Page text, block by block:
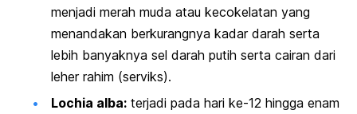
menjadi merah muda atau kecokelatan yang
menandakan berkurangnya kadar darah serta
lebih banyaknya sel darah putih serta cairan dari
leher rahim (serviks).
Lochia alba: terjadi pada hari ke-12 hingga enam